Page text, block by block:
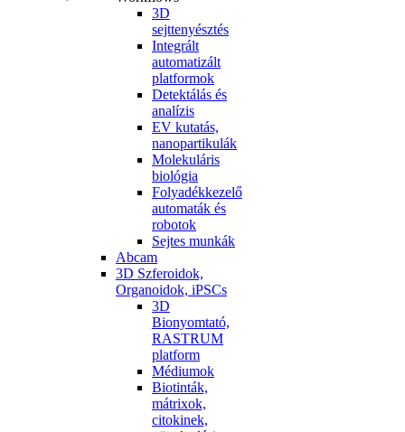
3D
sejttenyésztés
Integrált
automatizált
platformok
Detektálás és
analízis
EV kutatás,
nanopartikulák
Molekuláris
biológia
Folyadékkezelő
automaták és
robotok
Sejtes munkák
Abcam
3D Szferoidok,
Organoidok, iPSCs
3D
Bionyomtató,
RASTRUM
platform
Médiumok
Biotinták,
mátrixok,
citokinek,